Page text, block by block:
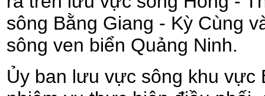
sông Bằng Giang - Kỳ Cùng
sông ven biển Quảng Ninh.
Ủy ban lưu vực sông khu vực